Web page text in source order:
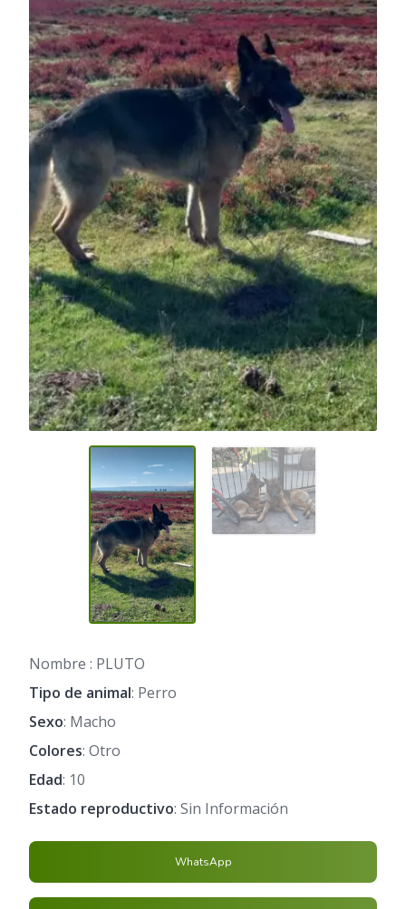
Nombre : PLUTO
Tipo de animal: Perro
Sexo: Macho
Colores: Otro
Edad: 10
Estado reproductivo: Sin Información
WhatsApp